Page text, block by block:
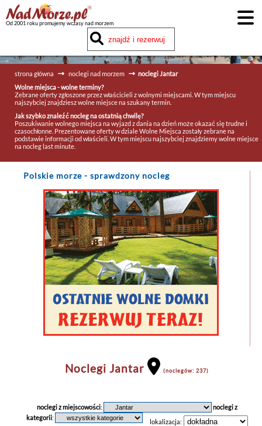
Od 2001 roku promujemy wczasy nad morzem
strona główna noclegi nad morzem
noclegi Jantar
Wolne miejsca - wolne terminy?
Zebrane oferty zgłoszone przez właścicieli z wolnymi miejscami. W tym miejscu
najszybciej znajdziesz wolne miejsce na szukany termin.
Jak szybko znaleźć nocleg na ostatnią chwilę?
Poszukiwanie wolnego miejsca na wyjazd z dania na dzień może okazać się trudne i
czasochłonne. Prezentowane oferty w dziale Wolne Miejsca zostały zebrane na
podstawie informacji od właścieli. W tym miejscu najszybciej znajdziemy wolne miejsce
na nocleg last minute.
Polskie morze - sprawdzony nocleg
Noclegi Jantar (noclegów: 237)
noclegi z miejscowości:
noclegi z
kategorii:
lokalizacja: